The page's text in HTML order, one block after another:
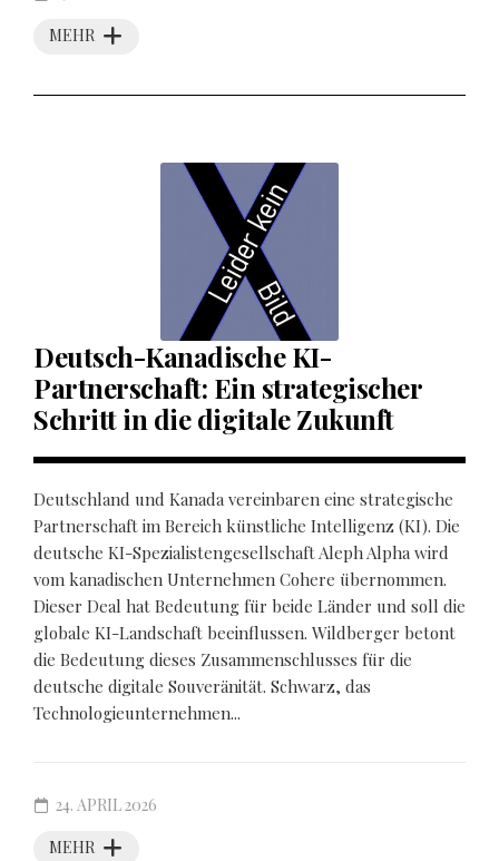
MEHR
Deutsch-Kanadische KI-
Partnerschaft: Ein strategischer
Schritt in die digitale Zukunft
Deutschland und Kanada vereinbaren eine strategische
Partnerschaft im Bereich künstliche Intelligenz (KI). Die
deutsche KI-Spezialistengesellschaft Aleph Alpha wird
vom kanadischen Unternehmen Cohere übernommen.
Dieser Deal hat Bedeutung für beide Länder und soll die
globale KI-Landschaft beeinflussen. Wildberger betont
die Bedeutung dieses Zusammenschlusses für die
deutsche digitale Souveränität. Schwarz, das
Technologieunternehmen...
MEHR
24. APRIL 2026